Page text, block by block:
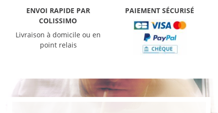
ENVOI RAPIDE PAR
COLISSIMO
Livraison à domicile ou en
point relais
PAIEMENT SÉCURISÉ